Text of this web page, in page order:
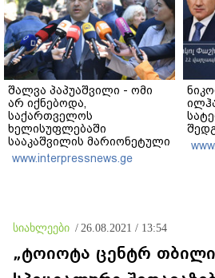
შალვა პაპუაშვილი - ომი
არ იქნებოდა,
საქართველოს
ხელისუფლებაში
სააკაშვილის მარიონეტული
რეჟიმის ნაცვლად
„ქართული ოცნების“
უკრაინის ომი იქნებოდა
www.interpressnews.ge
სიახლეები / 26.08.2021 / 13:54
„ტოიოტა ცენტრ